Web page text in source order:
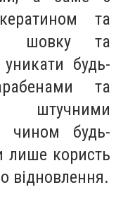
та
шовку та
будь-
та
чином будь-
лише користь
відновлення.